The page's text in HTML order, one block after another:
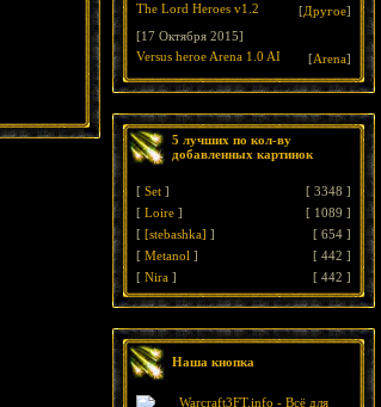
The Lord Heroes v1.2
[Другое]
[17 Октября 2015]
Versus heroe Arena 1.0 AI
[Arena]
5 лучших по кол-ву
добавленных картинок
[ Set ] [ 3348 ]
[ Loire ] [ 1089 ]
[ [stebashka] ] [ 654 ]
[ Metanol ] [ 442 ]
[ Nira ] [ 442 ]
Наша кнопка